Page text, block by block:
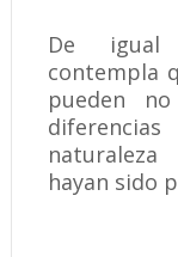
De igual
contempla
pueden
hayan sido